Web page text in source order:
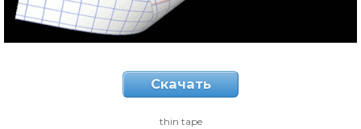
Скачать
thin tape